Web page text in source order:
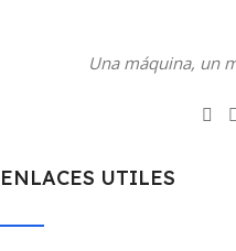
Una máquina, un
ENLACES UTILES